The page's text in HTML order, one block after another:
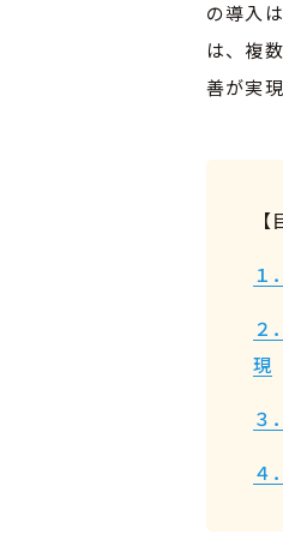
の導入
は、複
善が実
【
１
２
現
３
４